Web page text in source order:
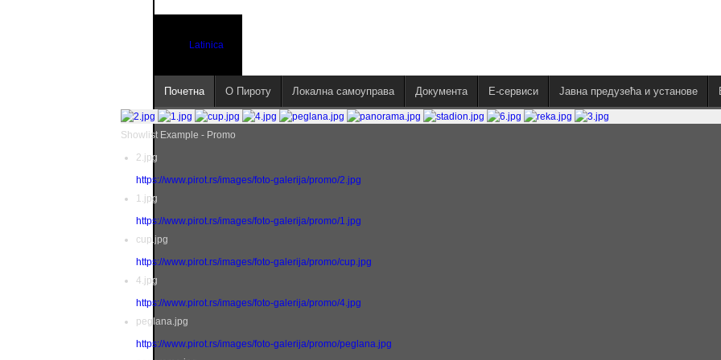
Latinica
Почетна О Пироту Локална самоуправа Документа E-сервиси Јавна предузећа и установе
Showlist Example - Promo
2.jpg
https://www.pirot.rs/images/foto-galerija/promo/2.jpg
1.jpg
https://www.pirot.rs/images/foto-galerija/promo/1.jpg
cup.jpg
https://www.pirot.rs/images/foto-galerija/promo/cup.jpg
4.jpg
https://www.pirot.rs/images/foto-galerija/promo/4.jpg
peglana.jpg
https://www.pirot.rs/images/foto-galerija/promo/peglana.jpg